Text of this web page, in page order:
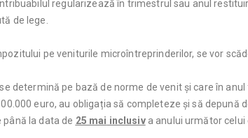
regularizează în trimestrul sau anul
de lege.
pe veniturile microîntreprinderilor, se vor
determină pe bază de norme de venit și care în
euro, au obligația să completeze și să
la data de 25 mai inclusiv a anului următor celui